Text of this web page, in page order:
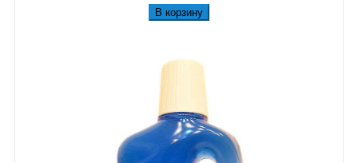
В корзину